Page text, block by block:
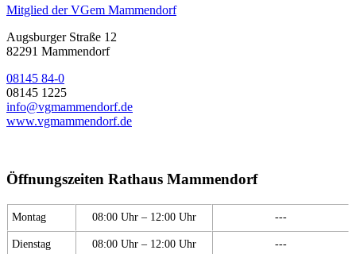
Mitglied der VGem Mammendorf
Augsburger Straße 12
82291 Mammendorf
08145 84-0
08145 1225
info@vgmammendorf.de
www.vgmammendorf.de
Öffnungszeiten Rathaus Mammendorf
Montag 08:00 Uhr – 12:00 Uhr ---
Dienstag 08:00 Uhr – 12:00 Uhr ---